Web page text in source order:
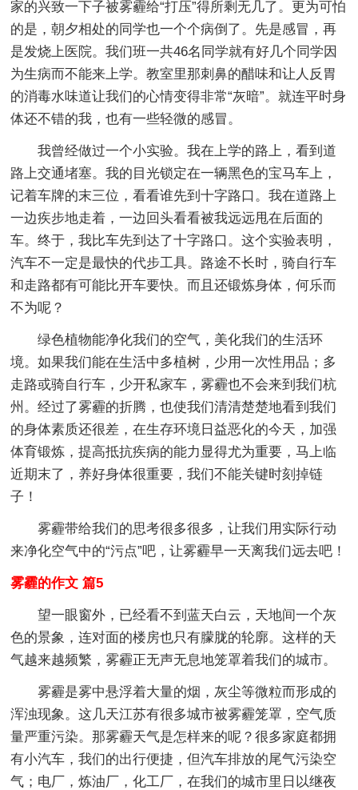
家的兴致一下子被雾霾给“打压”得所剩无几了。更为可怕
的是，朝夕相处的同学也一个个病倒了。先是感冒，再
是发烧上医院。我们班一共46名同学就有好几个同学因
为生病而不能来上学。教室里那刺鼻的醋味和让人反胃
的消毒水味道让我们的心情变得非常“灰暗”。就连平时身
体还不错的我，也有一些轻微的感冒。
我曾经做过一个小实验。我在上学的路上，看到道
路上交通堵塞。我的目光锁定在一辆黑色的宝马车上，
记着车牌的末三位，看看谁先到十字路口。我在道路上
一边疾步地走着，一边回头看看被我远远甩在后面的
车。终于，我比车先到达了十字路口。这个实验表明，
汽车不一定是最快的代步工具。路途不长时，骑自行车
和走路都有可能比开车要快。而且还锻炼身体，何乐而
不为呢？
绿色植物能净化我们的空气，美化我们的生活环
境。如果我们能在生活中多植树，少用一次性用品；多
走路或骑自行车，少开私家车，雾霾也不会来到我们杭
州。经过了雾霾的折腾，也使我们清清楚楚地看到我们
的身体素质还很差，在生存环境日益恶化的今天，加强
体育锻炼，提高抵抗疾病的能力显得尤为重要，马上临
近期末了，养好身体很重要，我们不能关键时刻掉链
子！
雾霾带给我们的思考很多很多，让我们用实际行动
来净化空气中的“污点”吧，让雾霾早一天离我们远去吧！
雾霾的作文 篇5
望一眼窗外，已经看不到蓝天白云，天地间一个灰
色的景象，连对面的楼房也只有朦胧的轮廓。这样的天
气越来越频繁，雾霾正无声无息地笼罩着我们的城市。
雾霾是雾中悬浮着大量的烟，灰尘等微粒而形成的
浑浊现象。这几天江苏有很多城市被雾霾笼罩，空气质
量严重污染。那雾霾天气是怎样来的呢？很多家庭都拥
有小汽车，我们的出行便捷，但汽车排放的尾气污染空
气；电厂，炼油厂，化工厂，在我们的城市里日以继夜